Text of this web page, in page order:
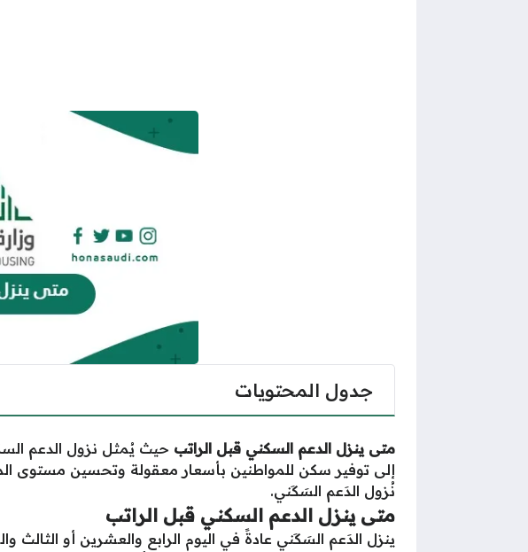
جدول المحتويات
متى ينزل الدعم السكني قبل الراتب حيث يُمثل نزول الدعم
إلى توفير سكن للمواطنين بأسعار معقولة وتحسين مستوى
نُزول الدَعم السَكَني.
متى ينزل الدعم السكني قبل الراتب
ينزل الدَعم السَكَني عادةً في اليوم الرابع والعشرين أو